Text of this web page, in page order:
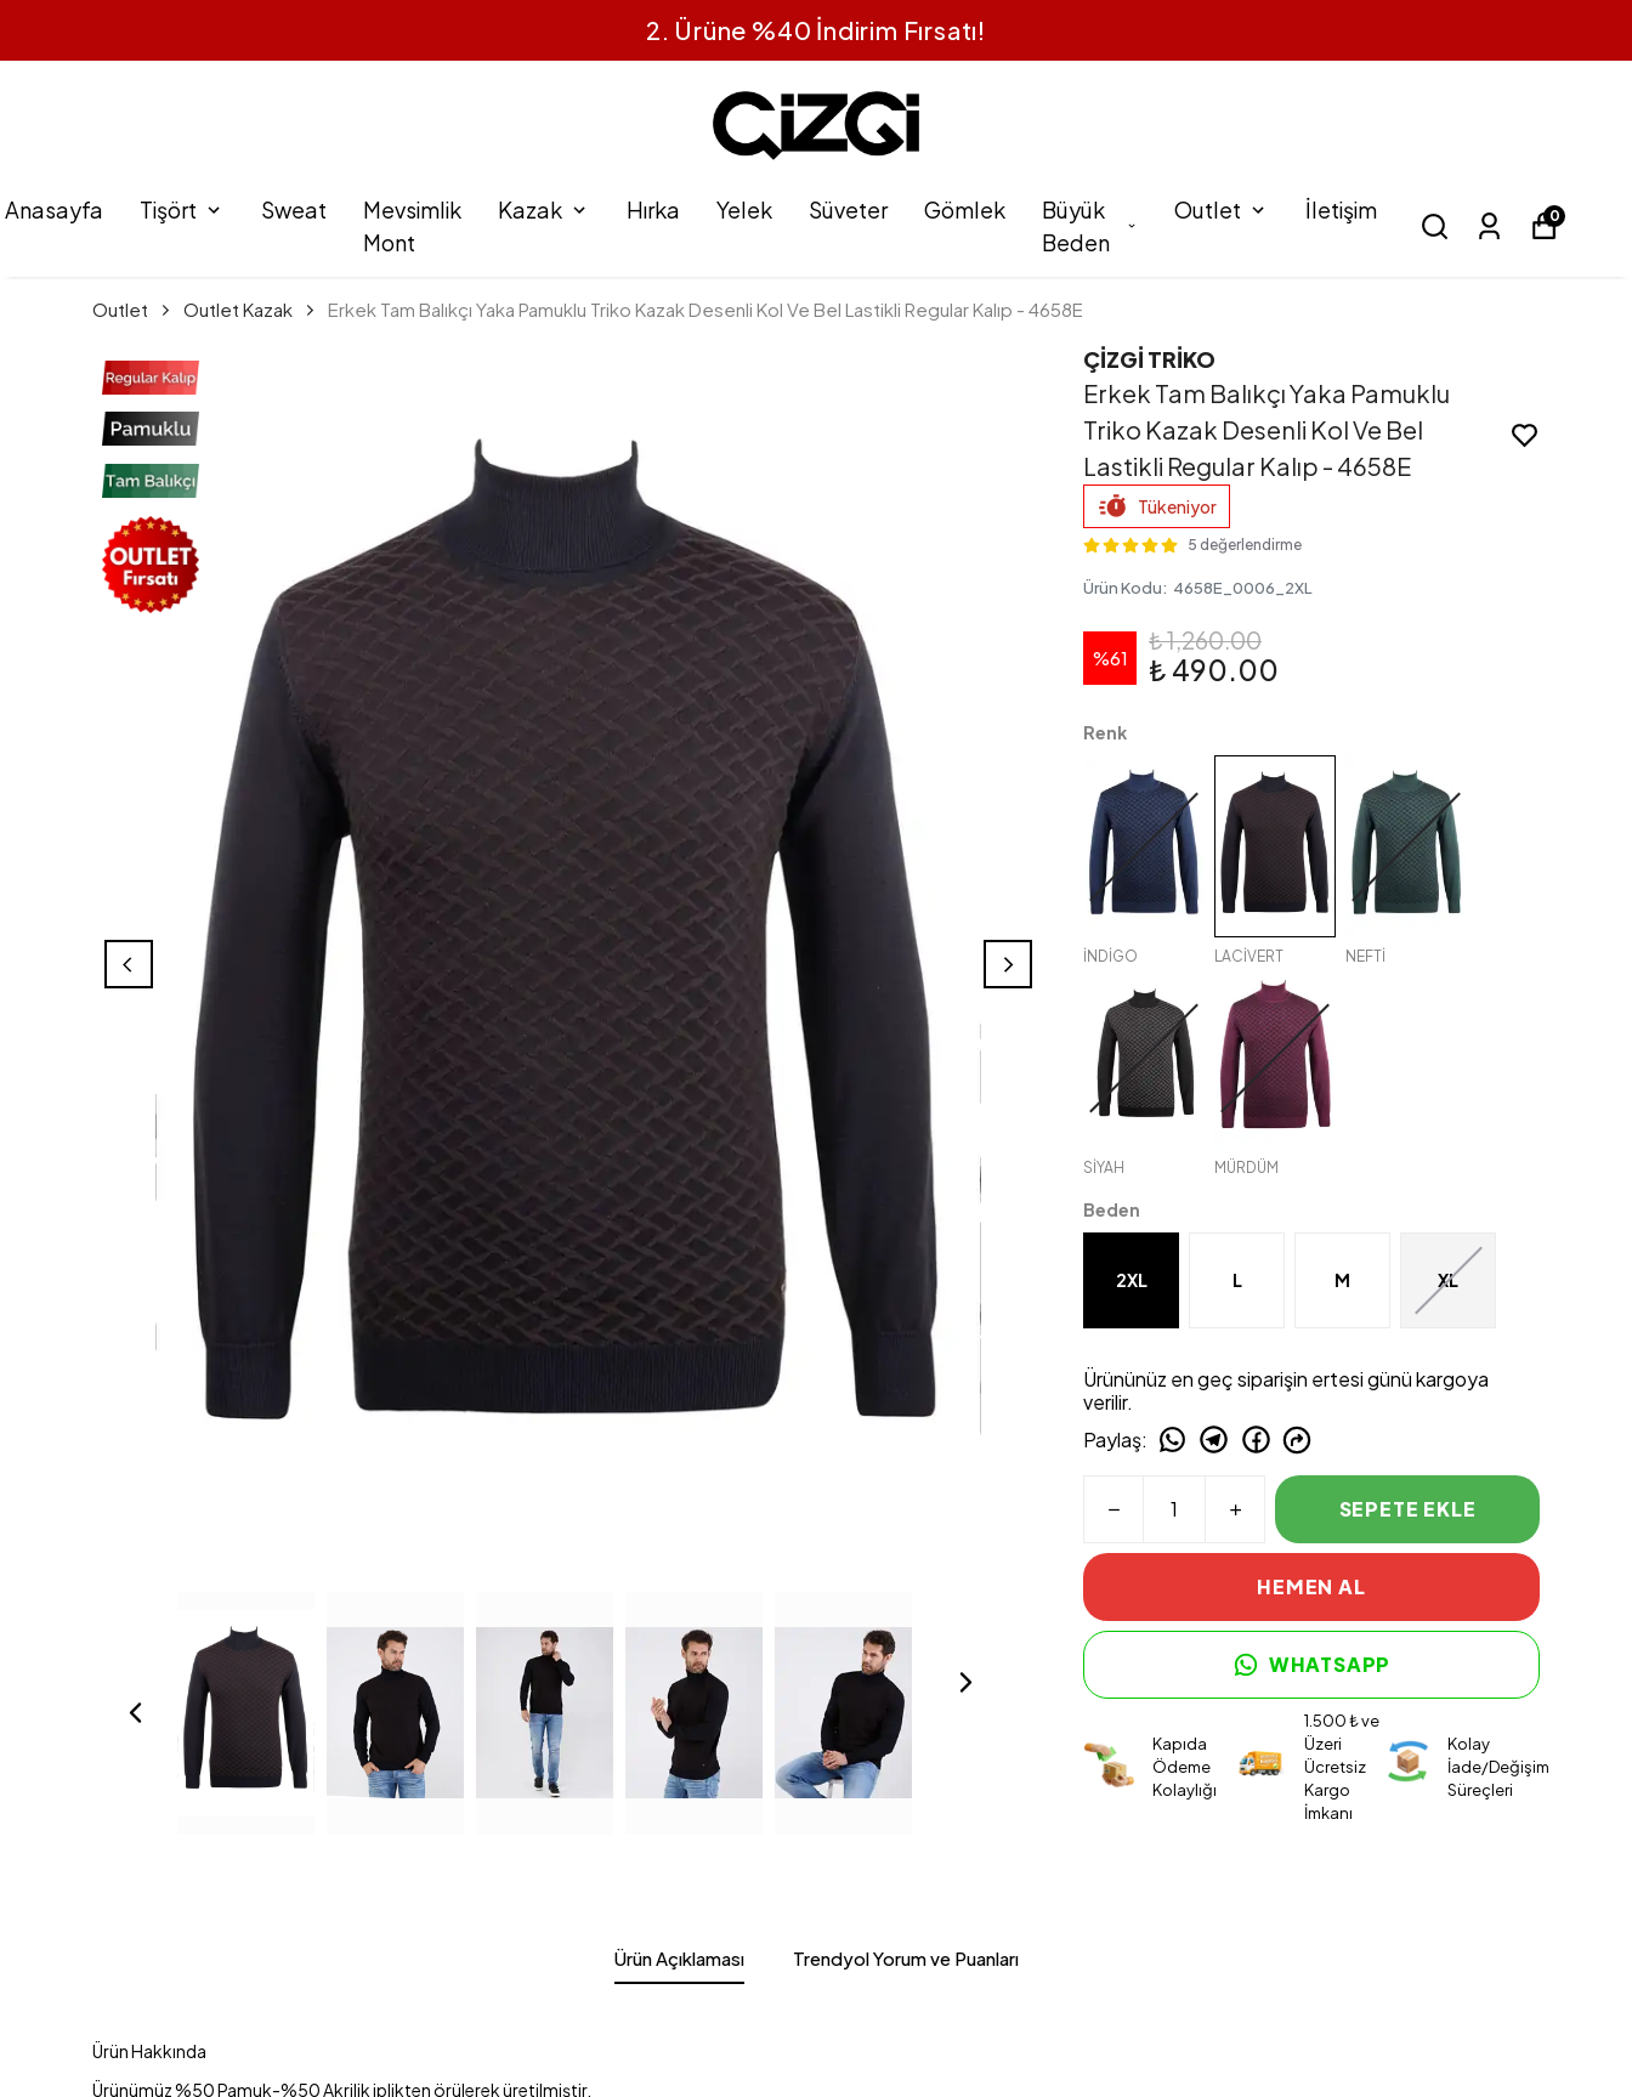
1 Alana 1 Bedava
Anasayfa Tişört Sweat
Mevsimlik
Mont
Kazak Hırka Yelek Süveter Gömlek
Büyük
Beden
Outlet İletişim 0
Outlet Outlet Kazak Erkek Tam Balıkçı Yaka Pamuklu Triko Kazak Desenli Kol Ve Bel Lastikli Regular Kalıp - 4658E
ÇİZGİ TRİKO
Erkek Tam Balıkçı Yaka Pamuklu
Triko Kazak Desenli Kol Ve Bel
Lastikli Regular Kalıp - 4658E
Tükeniyor
5 değerlendirme
Ürün Kodu: 4658E_0006_2XL
%61
₺ 1,260.00
₺ 490.00
Renk
İNDİGO LACİVERT NEFTİ
SİYAH MÜRDÜM
Beden
2XL L M XL
Ürününüz en geç siparişin ertesi günü kargoya
verilir.
Paylaş:
SEPETE EKLE
HEMEN AL
WHATSAPP
Kapıda
Ödeme
Kolaylığı
1.500 ₺ ve
Üzeri
Ücretsiz
Kargo
İmkanı
Kolay
İade/Değişim
Süreçleri
Ürün Açıklaması Trendyol Yorum ve Puanları
Ürün Hakkında
Ürünümüz %50 Pamuk-%50 Akrilik iplikten örülerek üretilmiştir.